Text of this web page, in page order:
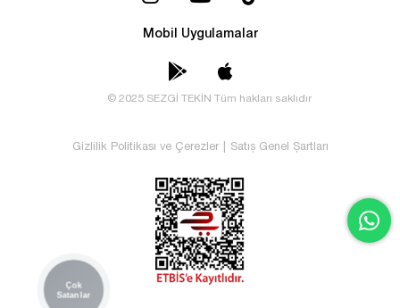
Mobil Uygulamalar
© 2025 SEZGİ TEKİN Tüm hakları saklıdır
Gizlilik Politikası ve Çerezler Satış Genel Şartları
Çok
Satanlar